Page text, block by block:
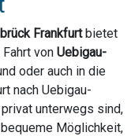
Frankfurtbietet
von Uebigau-
oder auch in die
nach Uebigau-
unterwegs sind,
Möglichkeit,